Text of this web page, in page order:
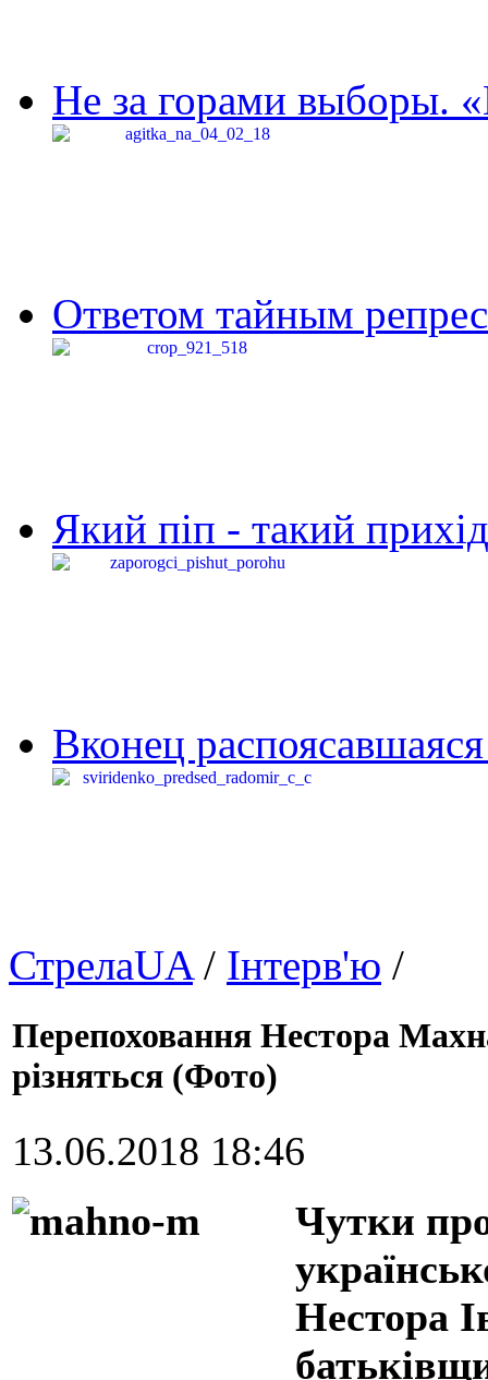
Не за горами выборы.
Ответом тайным
Який піп - такий
Вконец
СтрелаUA/ Інтерв'ю /
Перепоховання Нестора
різняться (Фото)
13.06.2018 18:46
Чутки
Нестора